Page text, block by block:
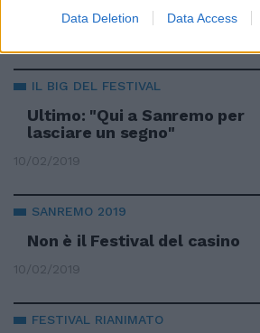
Data Deletion Data Access
IL BIG DEL FESTIVAL
Ultimo: "Qui a Sanremo per
lasciare un segno"
10/02/2019
SANREMO 2019
Non è il Festival del casino
10/02/2019
FESTIVAL RIANIMATO